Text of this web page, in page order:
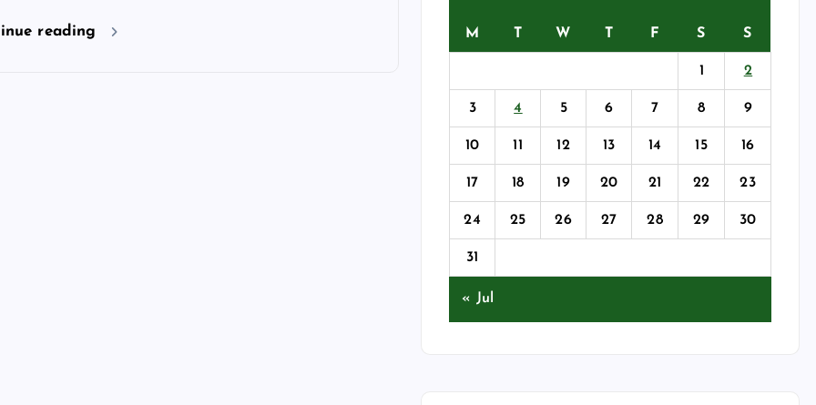
reading M T W T F S S
1 2
3 4 5 6 7 8 9
10 11 12 13 14 15 16
17 18 19 20 21 22 23
24 25 26 27 28 29 30
31
« Jul